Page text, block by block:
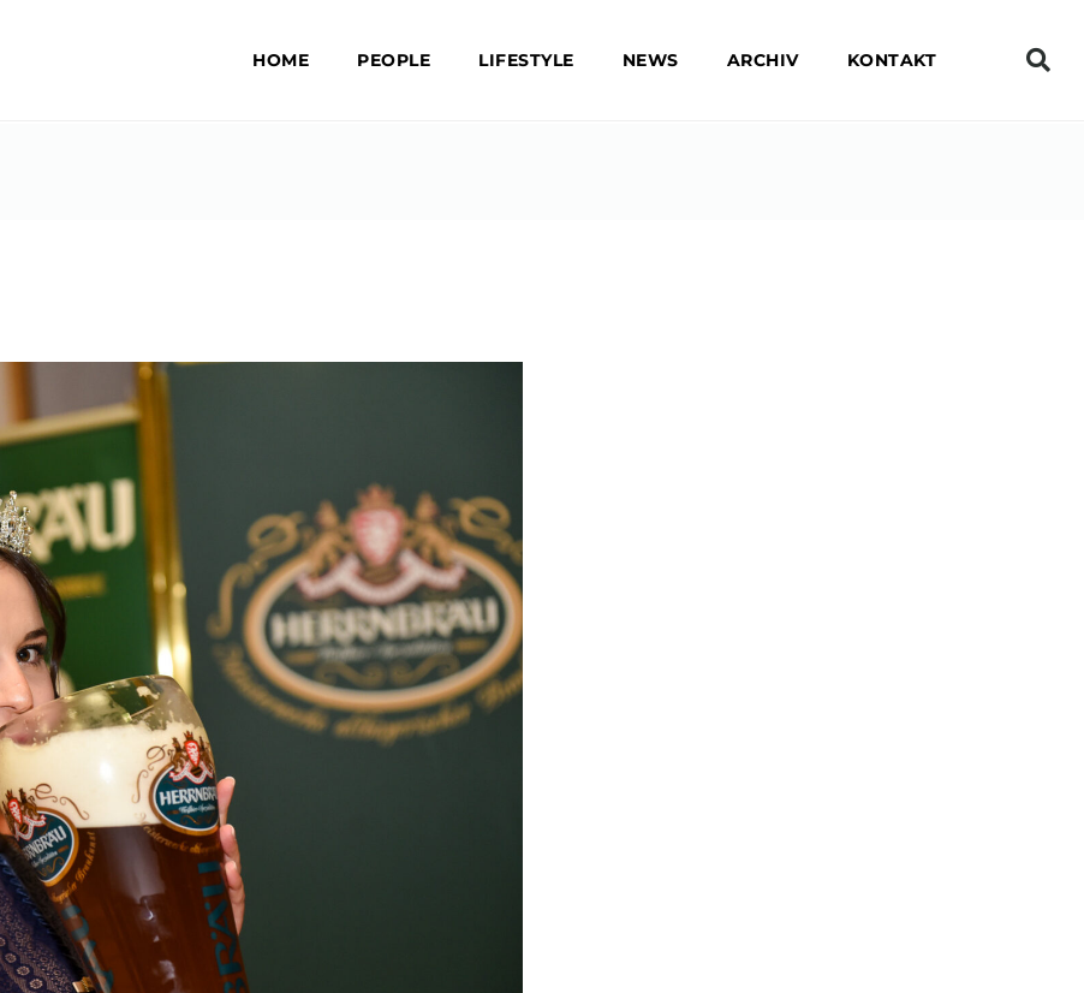
HOME PEOPLE LIFESTYLE NEWS ARCHIV KONTAKT